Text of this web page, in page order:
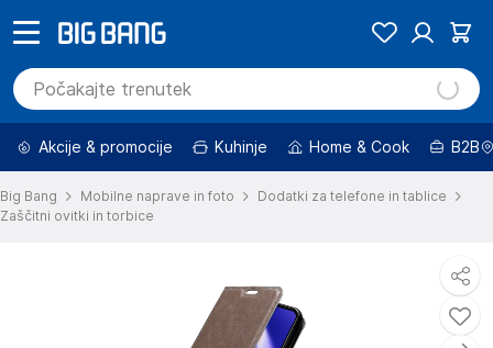
Akcije & promocije Kuhinje Home & Cook B2B
Big Bang Mobilne naprave in foto
Dodatki za telefone in tablice
Zaščitni ovitki in torbice